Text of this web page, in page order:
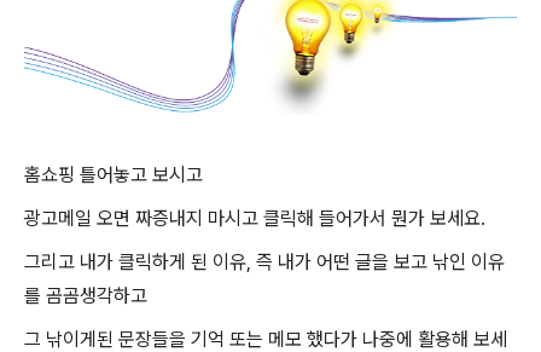
홈쇼핑 틀어놓고 보시고
광고메일 오면 짜증내지 마시고 클릭해 들어가서 뭔가 보세요.
그리고 내가 클릭하게 된 이유, 즉 내가 어떤 글을 보고 낚인 이유
를 곰곰생각하고
그 낚이게된 문장들을 기억 또는 메모 했다가 나중에 활용해 보세